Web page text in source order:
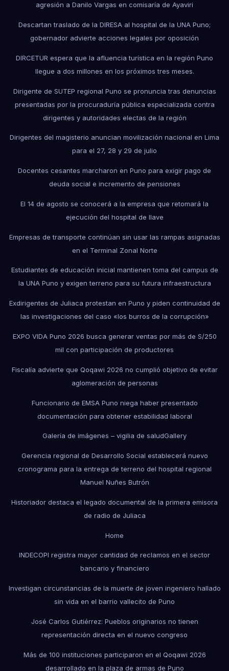
agresión a Danilo Vargas en comisaría de Ayaviri
Descartan traslado de la DIRESA al hospital de la UNA Puno;
gobernador advierte acciones legales por oposición
DIRCETUR espera que la afluencia turística en la región Puno
llegue a dos millones en los próximos tres meses.
Dirigente de SUTEP regional Puno se pronuncia tras denuncias
presentadas por la procuraduría pública especializada contra
dirigentes y autoridades electas de la región
Dirigentes del magisterio anuncian movilización nacional en Lima
para el 27, 28 y 29 de julio
Docentes cesantes marcharon en Puno para exigir pago de
deuda social e incremento de pensiones
El 14 de agosto se conocerá a la empresa que retomará la
ejecución del hospital de Ilave
Empresas de transporte continúan sin usar las rampas asignadas
en el Terminal Zonal Norte
Estudiantes de educación inicial mantienen toma del campus de
la UNA Puno y exigen terreno para su futura infraestructura
Exdirigentes de Juliaca protestan en Puno y piden continuidad de
las investigaciones del caso «los burros de la corrupción»
EXPO VIDA Puno 2026 busca generar ventas por más de S/250
mil con participación de productores
Fiscalía advierte que Qoqawi 2026 no cumplió objetivo de evitar
aglomeración de personas
Funcionario de EMSA Puno niega haber presentado
documentación para obtener estabilidad laboral
Galería de imágenes – vigilia de saludGallery
Gerencia regional de Desarrollo Social establecerá nuevo
cronograma para la entrega de terreno del hospital regional
Manuel Nuñes Butrón
Historiador destaca el legado documental de la primera emisora
de radio de Juliaca
Home
INDECOPI registra mayor cantidad de reclamos en el sector
bancario y financiero
Investigan circunstancias de la muerte de joven ingeniero hallado
sin vida en el barrio vallecito de Puno
José Carlos Gutiérrez: Pueblos originarios no tienen
representación directa en el nuevo congreso
Más de 100 instituciones participaron en el Qoqawi 2026
desarrollado en la plaza de armas de Puno